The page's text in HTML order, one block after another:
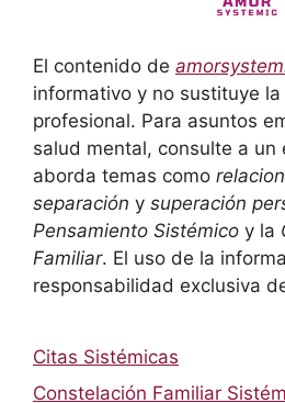
El contenido de
informativo y no sustituye
profesional. Para asuntos
salud mental, consulte a un
aborda temas como
separación y superación
Pensamiento Sistémico y la
Familiar. El uso de la
responsabilidad exclusiva
Citas Sistémicas
Constelación Familiar